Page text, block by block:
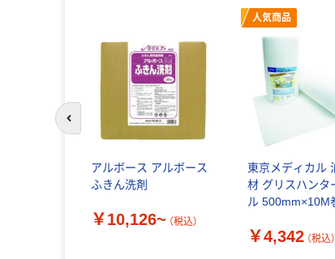
アルボース アルボース
ふきん洗剤
￥10,126~ （税込）
人気商品
東京メディカル
材 グリスハンタ
ル 500mm×10M
品）
￥4,342 （税込）
前のスライドへ